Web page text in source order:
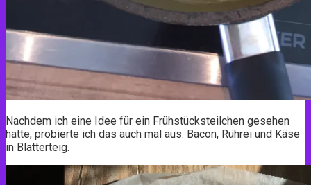
Nachdem ich eine Idee für ein Frühstücksteilchen gesehen
hatte, probierte ich das auch mal aus. Bacon, Rührei und Käse
in Blätterteig.